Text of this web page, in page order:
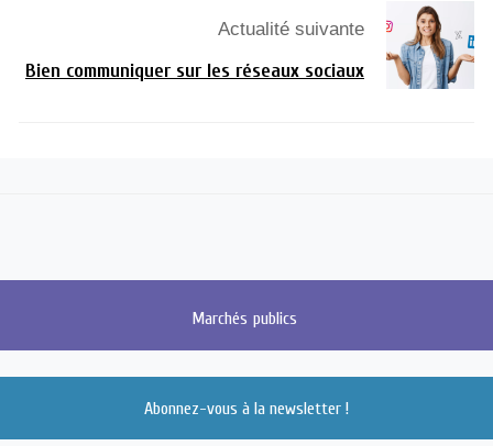
Actualité suivante
Bien communiquer sur les réseaux sociaux
Marchés publics
Abonnez-vous à la newsletter !